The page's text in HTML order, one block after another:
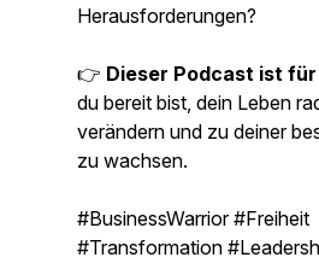
Herausforderungen?
👉 Dieser Podcast ist
du bereit bist, dein Leben
verändern und zu deiner
zu wachsen.
#BusinessWarrior #Freiheit
#Transformation